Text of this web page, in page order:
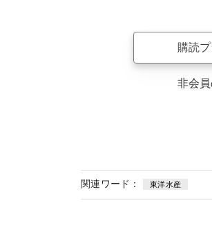
購読
非会
関連ワード： 東洋水産